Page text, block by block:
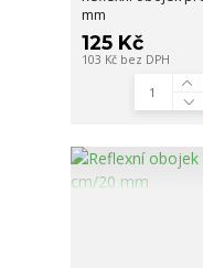
mm
125 Kč
103 Kč bez DPH